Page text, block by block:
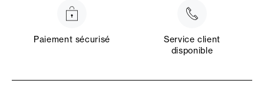
Paiement sécurisé
Service client
disponible